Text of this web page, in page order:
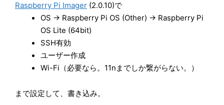
Raspberry Pi Imager (2.0.10)で
OS -> Raspberry Pi OS (Other) -> Raspberry Pi
OS Lite (64bit)
SSH有効
ユーザー作成
Wi-Fi（必要なら。11nまでしか繋がらない。）
まで設定して、 書き込み。